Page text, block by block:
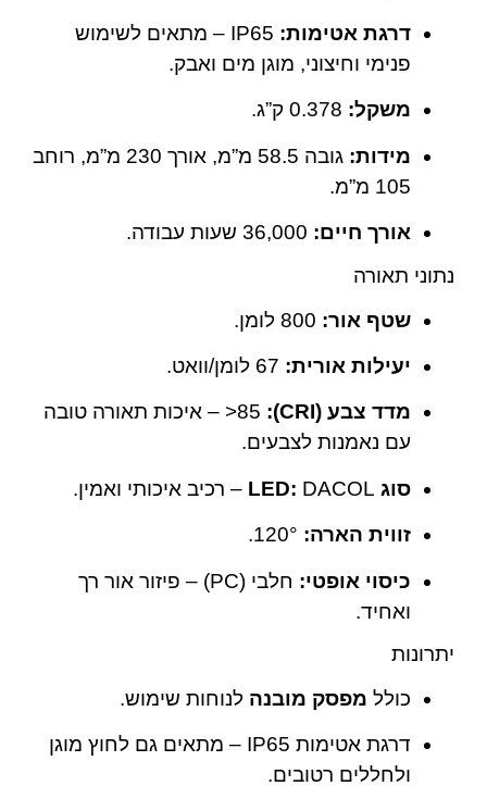
דרגת אטימות:
IP65 – מתאים לשימוש
פנימי וחיצוני, מוגן מים ואבק.
משקל:
מידות:
גובה ‎58.5 מ”מ, אורך ‎230 מ”מ, רוחב
‎105 מ”מ.
אורך חיים:
נתוני תאורה
שטף אור:
יעילות אורית:
מדד צבע (CRI):
‎>85 – איכות תאורה טובה
עם נאמנות לצבעים.
סוג LED: DACOL – רכיב איכותי ואמין.
זווית הארה:
כיסוי אופטי:
חלבי (PC) – פיזור אור רך
ואחיד.
יתרונות
כולל מפסק מובנה לנוחות שימוש.
דרגת אטימות IP65 – מתאים גם לחוץ מוגן
ולחללים רטובים.